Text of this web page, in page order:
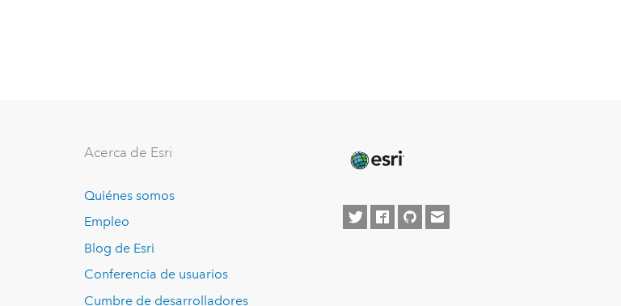
Acerca de Esri
Quiénes somos
Empleo
Blog de Esri
Conferencia de usuarios
Cumbre de desarrolladores